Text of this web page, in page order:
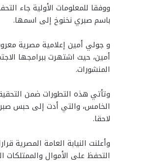
ووفقا للمعلومات الأولية جاء
باسم صبري نخنوخ إلى اسمها.
و جولي أمين إعلامية مصرية
أمين، حيث اشتهرت ببرامجها
المنشورات.
وتأتي هذه التطورات ضمن
لاحقا.
وأعلنت النيابة العامة المصرية
التحفظ على الأموال والممتلكات